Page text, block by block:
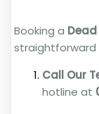
Booking a
straightforward
Call Our
hotline at